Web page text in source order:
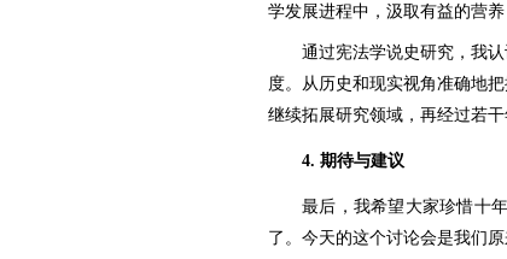
学发展进程中，汲取有益的营
通过宪法学说史研究，我
度。从历史和现实视角准确地
继续拓展研究领域，再经过若
4.期待与建议
最后，我希望大家珍惜十
了。今天的这个讨论会是我们